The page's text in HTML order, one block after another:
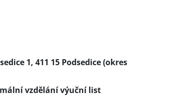
1, 411 15 Podsedice (okres
vzdělání výuční list